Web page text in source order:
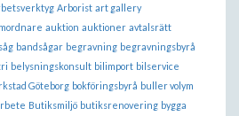
Arborist art gallery
auktion auktioner avtalsrätt
bandsågar begravning begravningsbyrå
belysningskonsult bilimport bilservice
Göteborg bokföringsbyrå buller volym
Butiksmiljö butiksrenovering bygga